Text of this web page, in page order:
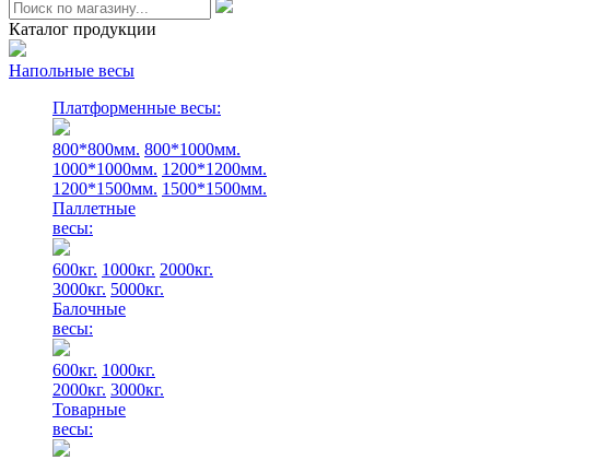
Каталог продукции
Напольные весы
Платформенные весы:
800*800мм. 800*1000мм.
1000*1000мм. 1200*1200мм.
1200*1500мм. 1500*1500мм.
Паллетные
весы:
600кг. 1000кг. 2000кг.
3000кг. 5000кг.
Балочные
весы:
600кг. 1000кг.
2000кг. 3000кг.
Товарные
весы: